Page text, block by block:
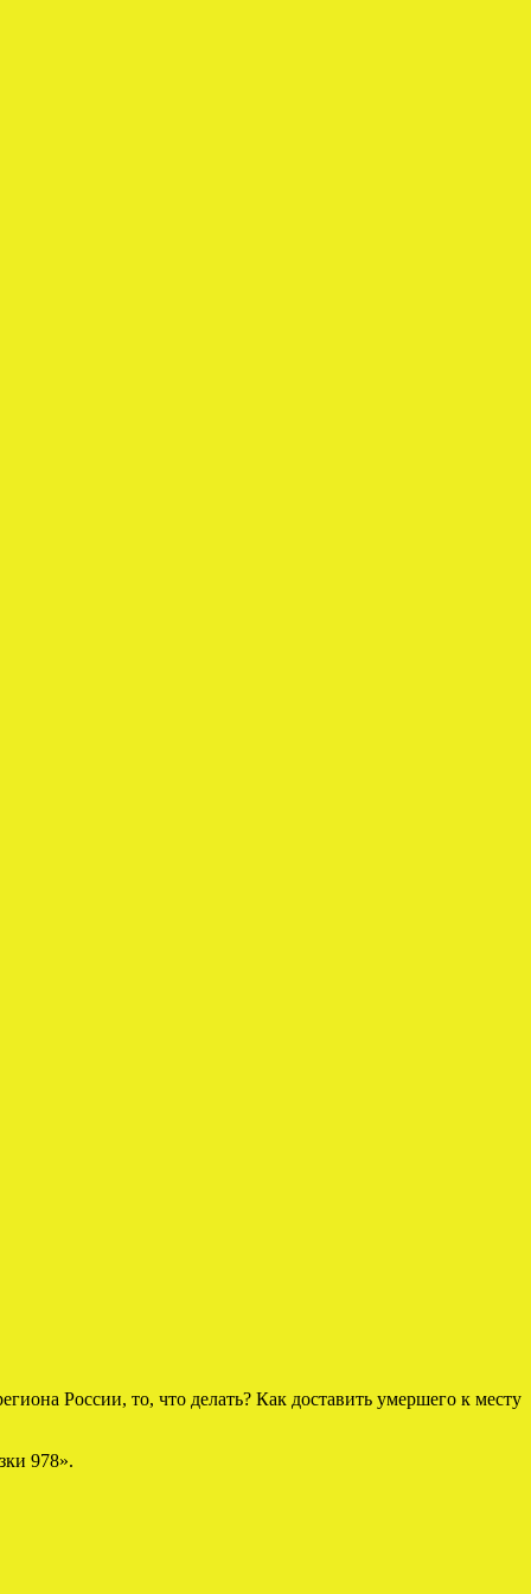
России, то, что делать? Как доставить умершего к месту
978».